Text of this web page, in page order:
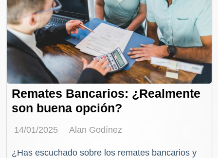
Remates Bancarios: ¿Realmente
son buena opción?
14/01/2025 Alan Godínez
¿Has escuchado sobre los remates bancarios y